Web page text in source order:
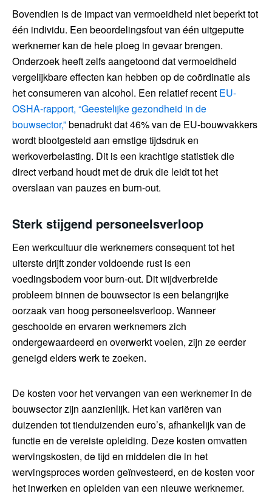
Bovendien is de impact van vermoeidheid niet beperkt tot
één individu. Een beoordelingsfout van één uitgeputte
werknemer kan de hele ploeg in gevaar brengen.
Onderzoek heeft zelfs aangetoond dat vermoeidheid
vergelijkbare effecten kan hebben op de coördinatie als
het consumeren van alcohol. Een relatief recent EU-
OSHA-rapport, “Geestelijke gezondheid in de
bouwsector,”benadrukt dat 46% van de EU-bouwvakkers
wordt blootgesteld aan ernstige tijdsdruk en
werkoverbelasting. Dit is een krachtige statistiek die
direct verband houdt met de druk die leidt tot het
overslaan van pauzes en burn-out.
Sterk stijgend personeelsverloop
Een werkcultuur die werknemers consequent tot het
uiterste drijft zonder voldoende rust is een
voedingsbodem voor burn-out. Dit wijdverbreide
probleem binnen de bouwsector is een belangrijke
oorzaak van hoog personeelsverloop. Wanneer
geschoolde en ervaren werknemers zich
ondergewaardeerd en overwerkt voelen, zijn ze eerder
geneigd elders werk te zoeken.
De kosten voor het vervangen van een werknemer in de
bouwsector zijn aanzienlijk. Het kan variëren van
duizenden tot tienduizenden euro’s, afhankelijk van de
functie en de vereiste opleiding. Deze kosten omvatten
wervingskosten, de tijd en middelen die in het
wervingsproces worden geïnvesteerd, en de kosten voor
het inwerken en opleiden van een nieuwe werknemer.